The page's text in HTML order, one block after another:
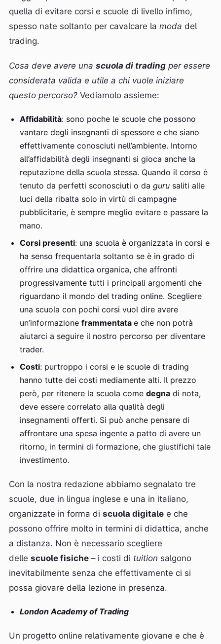
quella di evitare corsi e scuole di livello infimo,
spesso nate soltanto per cavalcare la moda del
trading.
Cosa deve avere una scuola di trading per essere
considerata valida e utile a chi vuole iniziare
questo percorso? Vediamolo assieme:
Affidabilità: sono poche le scuole che possono
vantare degli insegnanti di spessore e che siano
effettivamente conosciuti nell’ambiente. Intorno
all’affidabilità degli insegnanti si gioca anche la
reputazione della scuola stessa. Quando il corso è
tenuto da perfetti sconosciuti o da guru saliti alle
luci della ribalta solo in virtù di campagne
pubblicitarie, è sempre meglio evitare e passare la
mano.
Corsi presenti: una scuola è organizzata in corsi e
ha senso frequentarla soltanto se è in grado di
offrire una didattica organica, che affronti
progressivamente tutti i principali argomenti che
riguardano il mondo del trading online. Scegliere
una scuola con pochi corsi vuol dire avere
un’informazione frammentata e che non potrà
aiutarci a seguire il nostro percorso per diventare
trader.
Costi: purtroppo i corsi e le scuole di trading
hanno tutte dei costi mediamente alti. Il prezzo
però, per ritenere la scuola come degna di nota,
deve essere correlato alla qualità degli
insegnamenti offerti. Si può anche pensare di
affrontare una spesa ingente a patto di avere un
ritorno, in termini di formazione, che giustifichi tale
investimento.
Con la nostra redazione abbiamo segnalato tre
scuole, due in lingua inglese e una in italiano,
organizzate in forma di scuola digitale e che
possono offrire molto in termini di didattica, anche
a distanza. Non è necessario scegliere
delle scuole fisiche – i costi di tuition salgono
inevitabilmente senza che effettivamente ci si
possa giovare della lezione in presenza.
London Academy of Trading
Un progetto online relativamente giovane e che è